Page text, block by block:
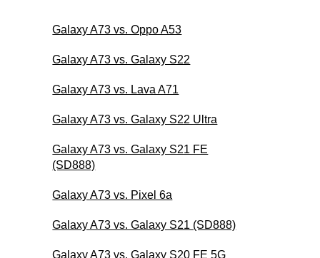
Galaxy A73 vs. Oppo A53
Galaxy A73 vs. Galaxy S22
Galaxy A73 vs. Lava A71
Galaxy A73 vs. Galaxy S22 Ultra
Galaxy A73 vs. Galaxy S21 FE
(SD888)
Galaxy A73 vs. Pixel 6a
Galaxy A73 vs. Galaxy S21 (SD888)
Galaxy A73 vs. Galaxy S20 FE 5G